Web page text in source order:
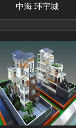
中海 环宇城